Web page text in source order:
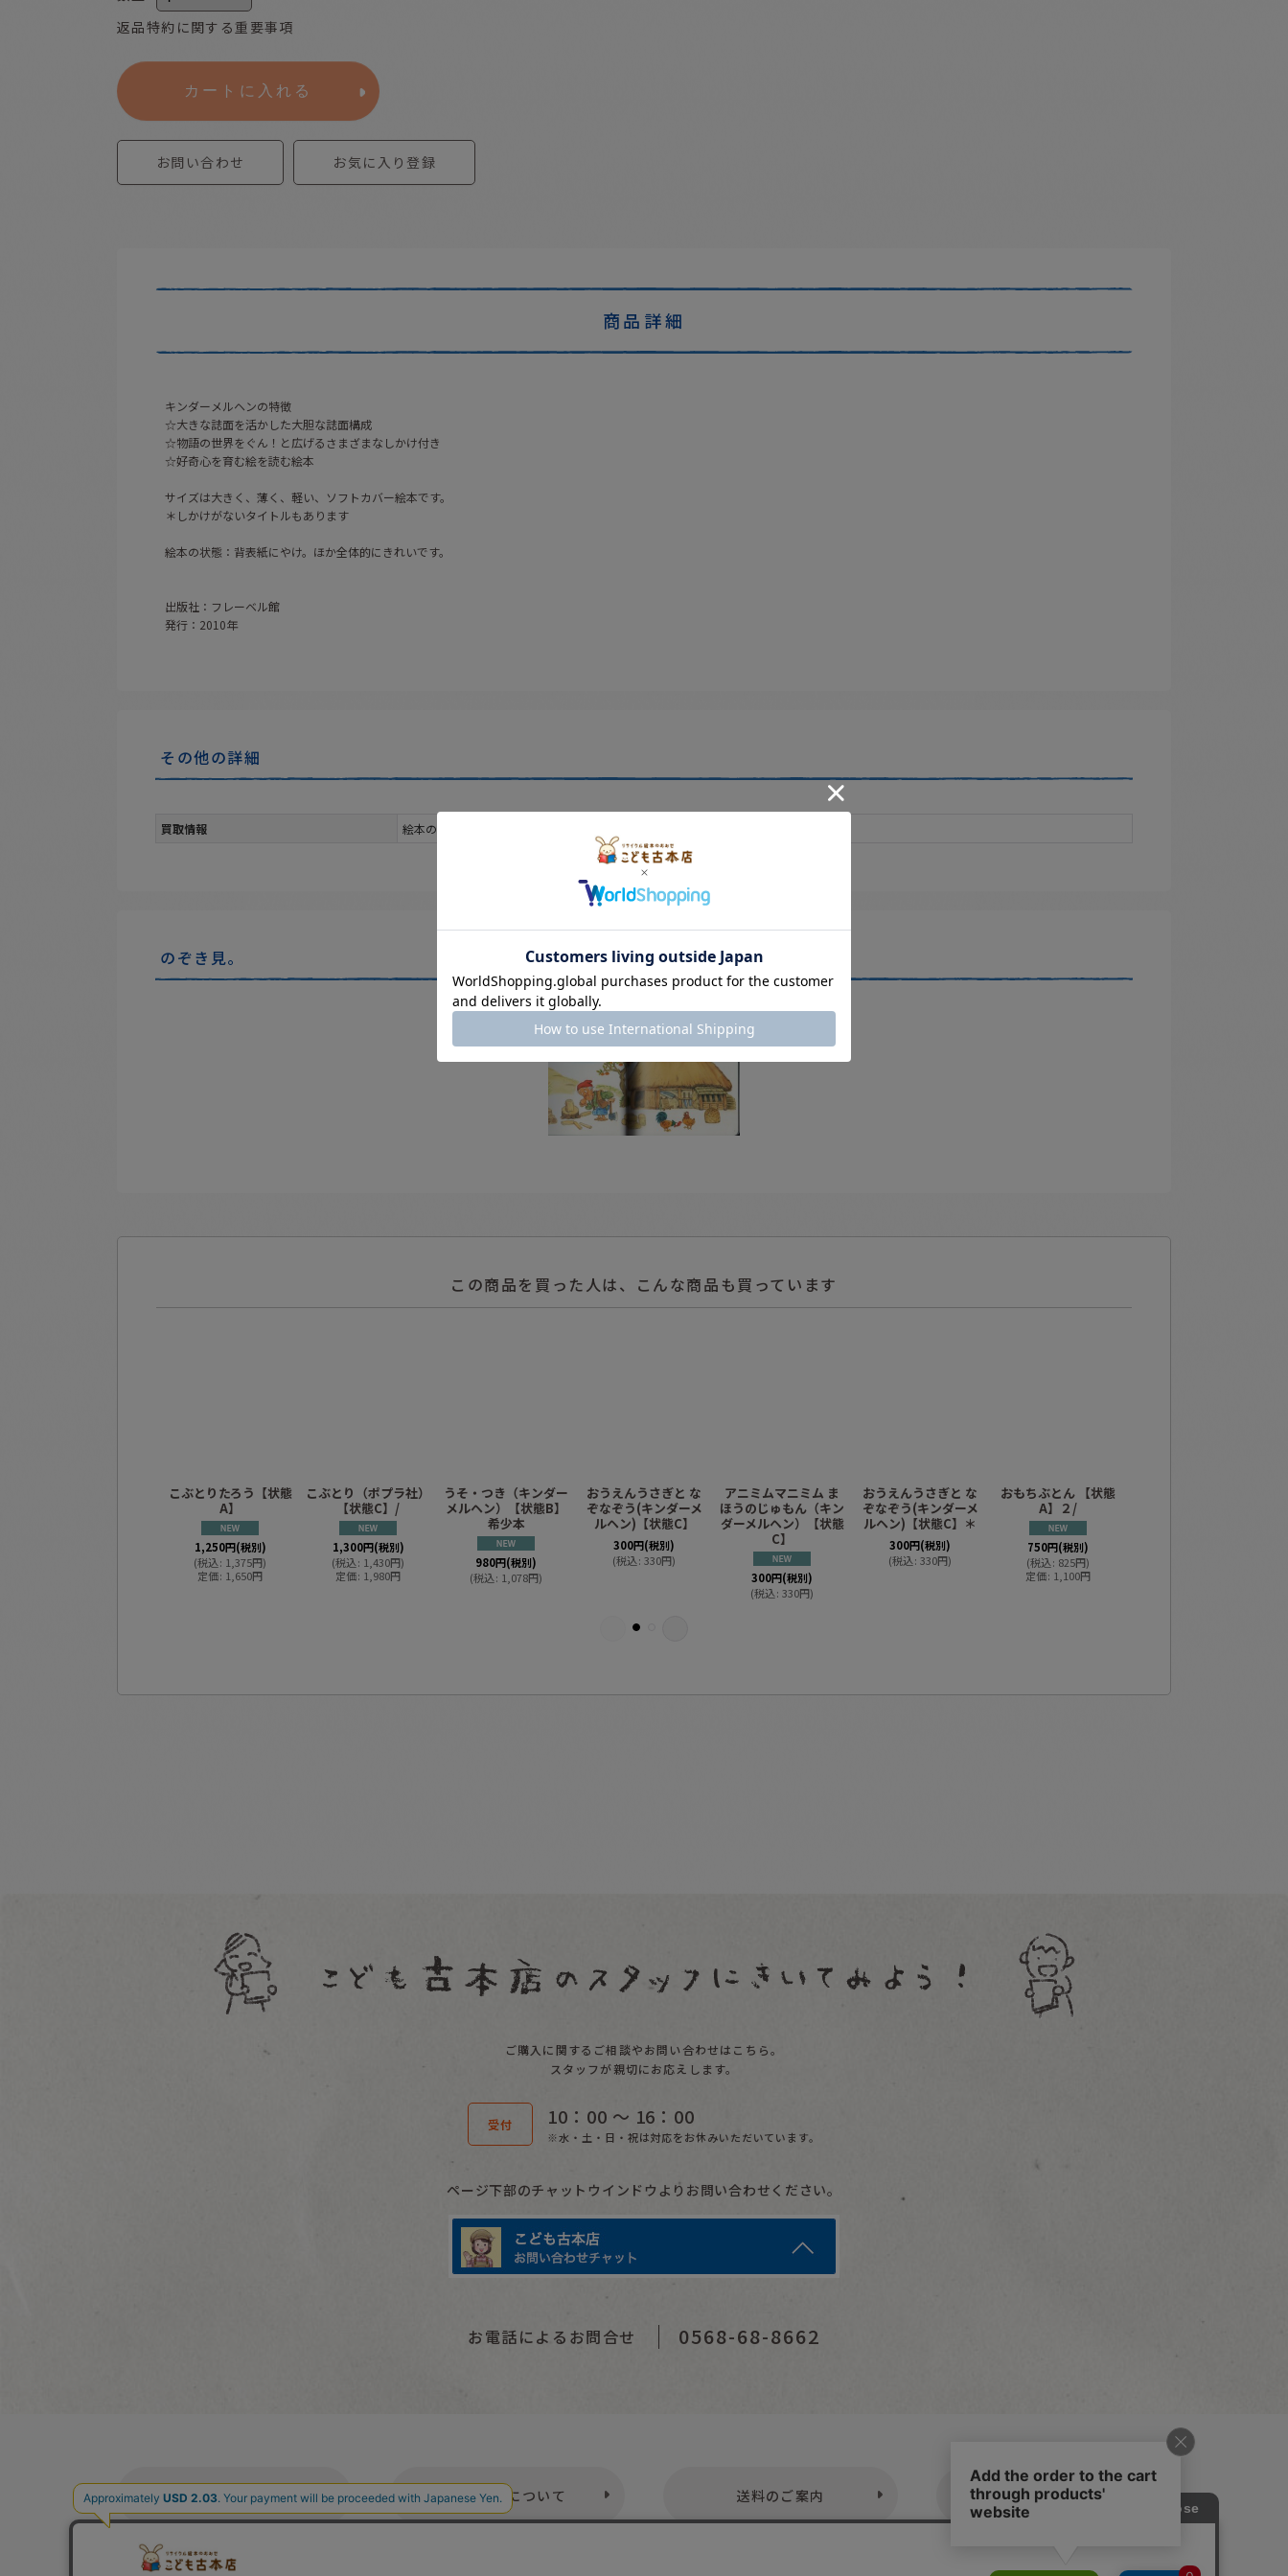
返品特約に関する重要事項
カートに入れる
お問い合わせ お気に入り登録
商品詳細
キンダーメルヘンの特徴
☆大きな誌面を活かした大胆な誌面構成
☆物語の世界をぐん！と広げるさまざまなしかけ付き
☆好奇心を育む絵を読む絵本
サイズは大きく、薄く、軽い、ソフトカバー絵本です。
＊しかけがないタイトルもあります
絵本の状態：背表紙にやけ。ほか全体的にきれいです。
出版社：フレーベル館
発行：2010年
その他の詳細
買取情報 絵本の買取もおまちしています
のぞき見。
この商品を買った人は、こんな商品も買っています
こぶとりたろう【状態
A】
1,250円(税別)
(税込: 1,375円)
定価: 1,650円
こぶとり（ポプラ社）
【状態C】/
1,300円(税別)
(税込: 1,430円)
定価: 1,980円
うそ・つき（キンダー
メルヘン）【状態B】
希少本
980円(税別)
(税込: 1,078円)
おうえんうさぎと な
ぞなぞう(キンダーメ
ルヘン)【状態C】
300円(税別)
(税込: 330円)
アニミムマニミム ま
ほうのじゅもん（キン
ダーメルヘン）【状態
C】
300円(税別)
(税込: 330円)
おうえんうさぎと な
ぞなぞう(キンダーメ
ルヘン)【状態C】＊
300円(税別)
(税込: 330円)
おもちぶとん 【状態
A】２/
750円(税別)
(税込: 825円)
定価: 1,100円
ご購入に関するご相談やお問い合わせはこちら。
スタッフが親切にお応えします。
受付 10：00 〜 16：00
※水・土・日・祝は対応をお休みいただいています。
ページ下部のチャットウインドウよりお問い合わせください。
お電話によるお問合せ 0568-68-8662
ご利用案内 お支払いについて 送料のご案内 休業日のご案内